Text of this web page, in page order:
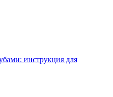
инструкция для